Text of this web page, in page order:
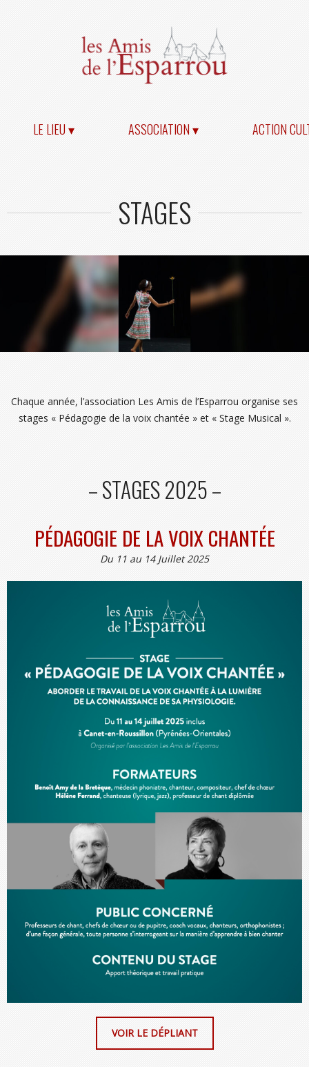
LE LIEU ▾ ASSOCIATION ▾ ACTION
STAGES
Chaque année, l’association Les Amis de l’Esparrou organise ses
stages « Pédagogie de la voix chantée » et « Stage Musical ».
– STAGES 2025 –
PÉDAGOGIE DE LA VOIX CHANTÉE
Du 11 au 14 Juillet 2025
VOIR LE DÉPLIANT